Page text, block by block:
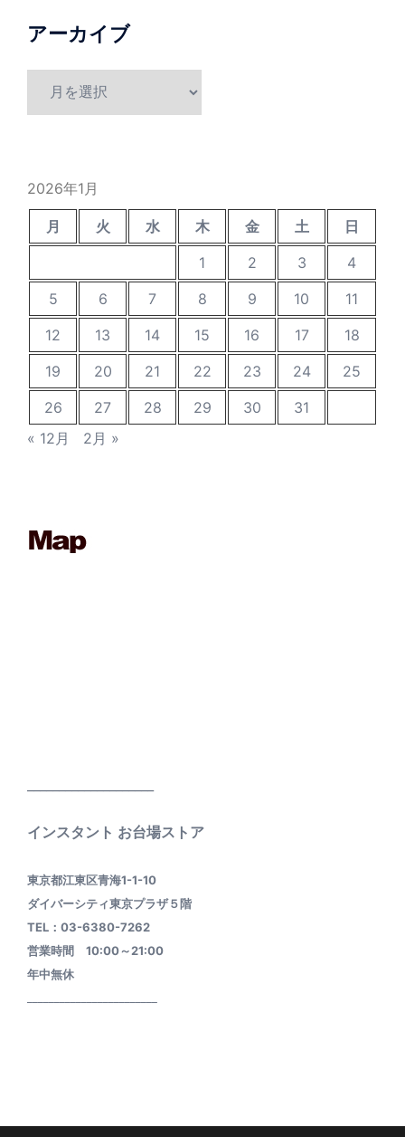
アーカイブ
2026年1月
月 火 水 木 金 土
日
1
2 3
4
5
6 7 8 9 10
11
12
13 14 15 16 17
18
19
20 21 22 23 24
25
26
27 28 29 30
31
« 12月
2月 »
インスタント お台場ストア
東京都江東区青海1-1-10
ダイバーシティ東京プラザ５階
TEL：03-6380-7262
営業時間 10:00～21:00
年中無休